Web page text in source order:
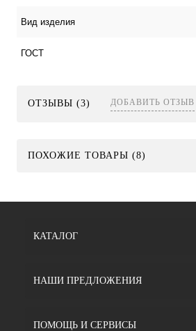
Вид изделия
ГОСТ
ОТЗЫВЫ (3) ДОБАВИТЬ ОТЗЫВ
ПОХОЖИЕ ТОВАРЫ (8)
КАТАЛОГ
НАШИ ПРЕДЛОЖЕНИЯ
ПОМОЩЬ И СЕРВИСЫ